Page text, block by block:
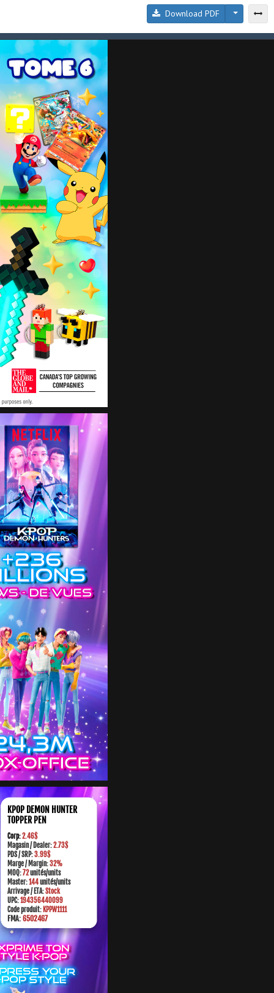
Download PDF
KPOP DEMON HUNTER
TOPPER PEN
Corp:2.46$
Magasin / Dealer:2.73$
PDS / SRP:3.99$
Marge/ Margin:32%
MOQ:72unités/units
Master:144unités/units
Arrivage / ETA:Stock
UPC:194356440099
Code produit: KPPW1111
FMA: 6502467